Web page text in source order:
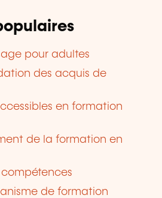
pour adultes
des acquis de
en formation
de la formation en
de formation